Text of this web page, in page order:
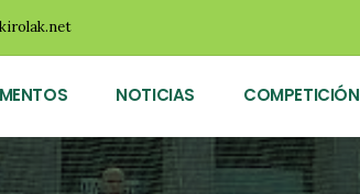
NOTICIAS COMPETICIÓN